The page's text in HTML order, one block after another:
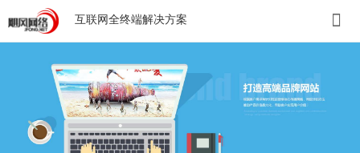
互联网全终端解决方案